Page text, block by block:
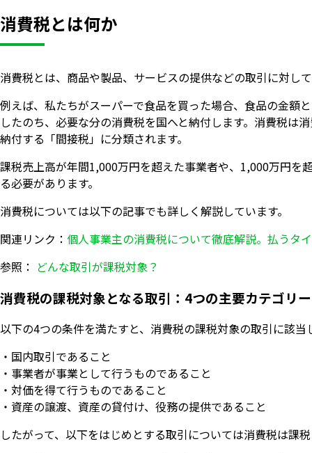
消費税とは何か
消費税とは、商品や製品、サービスの提供などの取引に対し
例えば、私たちがスーパーで食品を買った場合、食品の金額
したのち、必要な分の消費税を国へと納付します。消費税は
納付する「間接税」に分類されます。
課税売上高が年間1,000万円を超えた事業者や、1,000万円を
る必要があります。
消費税については以下の記事でも詳しく解説しています。
関連リンク： 個人事業主の消費税について徹底解説。払うタ
参照： どんな取引が課税対象？
消費税の課税対象となる取引：4つの主要カテゴリー
以下の4つの条件を満たすと、消費税の課税対象の取引に該当
・国内取引であること
・事業者が事業として行うものであること
・対価を得て行うものであること
・資産の譲渡、資産の貸付け、役務の提供であること
したがって、以下をはじめとする取引については消費税は課